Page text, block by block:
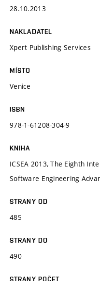
28.10.2013
NAKLADATEL
Xpert Publishing Services
MÍSTO
Venice
ISBN
978-1-61208-304-9
KNIHA
ICSEA 2013, The Eighth
Software Engineering
STRANY OD
485
STRANY DO
490
STRANY POČET